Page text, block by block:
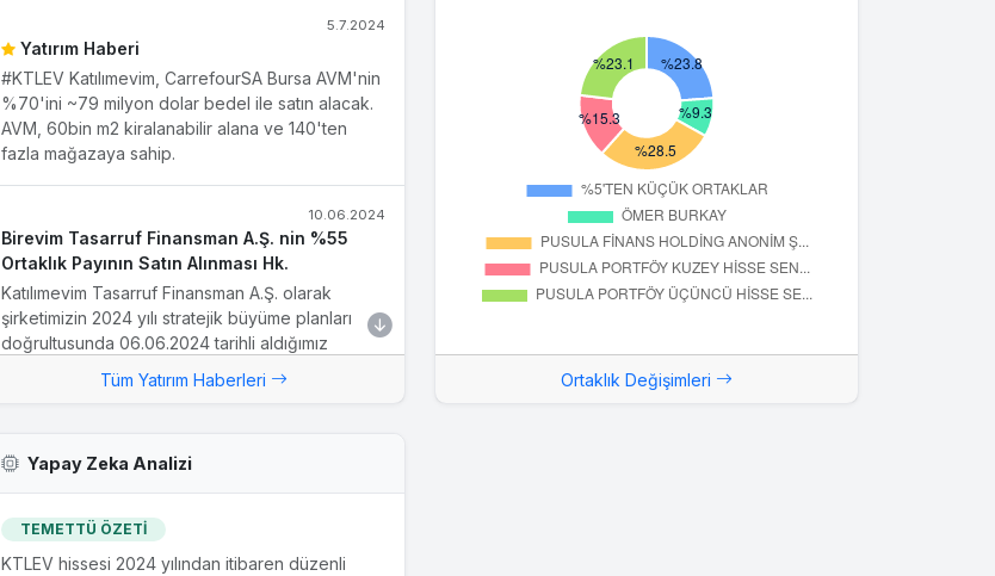
5.7.2024
Yatırım Haberi
#KTLEV Katılımevim, CarrefourSA Bursa AVM'nin
%70'ini ~79 milyon dolar bedel ile satın alacak.
AVM, 60bin m2 kiralanabilir alana ve 140'ten
fazla mağazaya sahip.
10.06.2024
Birevim Tasarruf Finansman A.Ş. nin %55
Ortaklık Payının Satın Alınması Hk.
Katılımevim Tasarruf Finansman A.Ş. olarak
şirketimizin 2024 yılı stratejik büyüme planları
doğrultusunda 06.06.2024 tarihli aldığımız
Finansman A.Ş." unvanlı şirketin %55 ortaklık
yetkilendirilmişti. Bu kapsamda gerekli yasal
izinler alınarak Bankacılık Düzenleme ve
Denetleme Kurulu'na yapılan başvurumuz
Kurul'un...
Tüm Yatırım Haberleri Ortaklık Değişimleri
Yapay Zeka Analizi
TEMETTÜ ÖZETİ
KTLEV hissesi 2024 yılından itibaren düzenli